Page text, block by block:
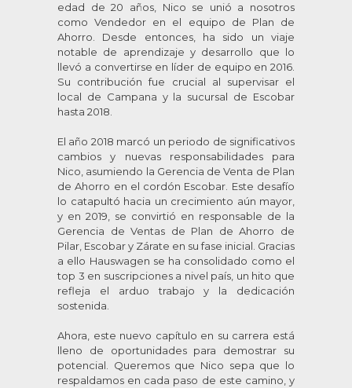
edad de 20 años, Nico se unió a nosotros
como Vendedor en el equipo de Plan de
Ahorro. Desde entonces, ha sido un viaje
notable de aprendizaje y desarrollo que lo
llevó a convertirse en líder de equipo en 2016.
Su contribución fue crucial al supervisar el
local de Campana y la sucursal de Escobar
hasta 2018.
El año 2018 marcó un periodo de significativos
cambios y nuevas responsabilidades para
Nico, asumiendo la Gerencia de Venta de Plan
de Ahorro en el cordón Escobar. Este desafío
lo catapultó hacia un crecimiento aún mayor,
y en 2019, se convirtió en responsable de la
Gerencia de Ventas de Plan de Ahorro de
Pilar, Escobar y Zárate en su fase inicial. Gracias
a ello Hauswagen se ha consolidado como el
top 3 en suscripciones a nivel país, un hito que
refleja el arduo trabajo y la dedicación
sostenida.
Ahora, este nuevo capítulo en su carrera está
lleno de oportunidades para demostrar su
potencial. Queremos que Nico sepa que lo
respaldamos en cada paso de este camino, y